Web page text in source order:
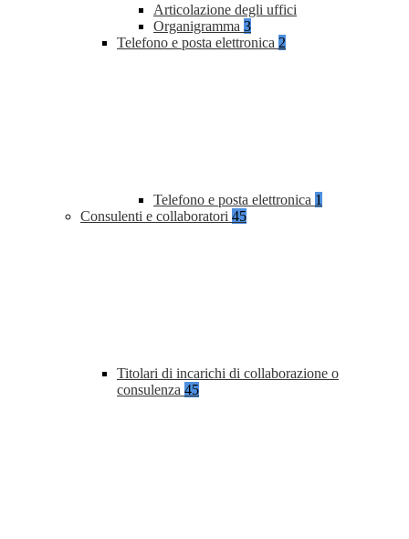
Articolazione degli uffici
Organigramma 3
Telefono e posta elettronica 2
Telefono e posta elettronica 1
Consulenti e collaboratori 45
Titolari di incarichi di collaborazione o
consulenza 45